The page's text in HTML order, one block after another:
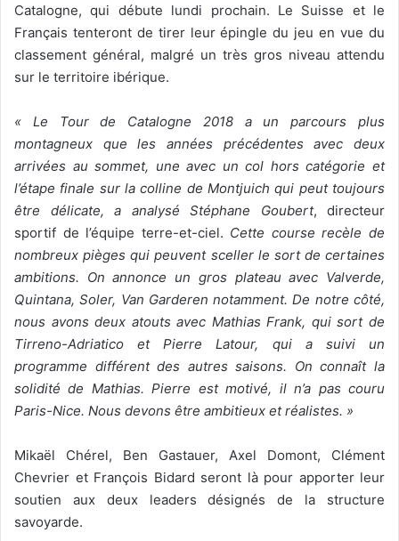
Catalogne, qui débute lundi prochain. Le Suisse et le
Français tenteront de tirer leur épingle du jeu en vue du
classement général, malgré un très gros niveau attendu
sur le territoire ibérique.
« Le Tour de Catalogne 2018 a un parcours plus
montagneux que les années précédentes avec deux
arrivées au sommet, une avec un col hors catégorie et
l’étape finale sur la colline de Montjuich qui peut toujours
être délicate, a analysé Stéphane Goubert, directeur
sportif de l’équipe terre-et-ciel. Cette course recèle de
nombreux pièges qui peuvent sceller le sort de certaines
ambitions. On annonce un gros plateau avec Valverde,
Quintana, Soler, Van Garderen notamment. De notre côté,
nous avons deux atouts avec Mathias Frank, qui sort de
Tirreno-Adriatico et Pierre Latour, qui a suivi un
programme différent des autres saisons. On connaît la
solidité de Mathias. Pierre est motivé, il n’a pas couru
Paris-Nice. Nous devons être ambitieux et réalistes. »
Mikaël Chérel, Ben Gastauer, Axel Domont, Clément
Chevrier et François Bidard seront là pour apporter leur
soutien aux deux leaders désignés de la structure
savoyarde.